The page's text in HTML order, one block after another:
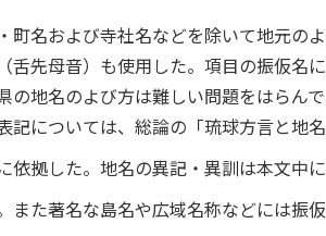
名および寺社名などを除いて地元の
舌先母音）も使用した。項目の振仮名
地名のよび方は難しい問題をはらん
については、総論の「琉球方言と地名
拠した。地名の異記・異訓は本文中に
た著名な島名や広域名称などには振仮